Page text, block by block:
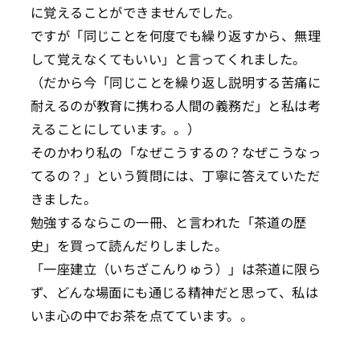
に覚えることができませんでした。
ですが「同じことを何度でも繰り返すから、無理
して覚えなくてもいい」と言ってくれました。
（だから今「同じことを繰り返し説明する苦痛に
耐えるのが教育に携わる人間の義務だ」と私は考
えることにしています。。）
そのかわり私の「なぜこうするの？なぜこうなっ
てるの？」という質問には、丁寧に答えていただ
きました。
勉強するならこの一冊、と言われた「茶道の歴
史」を買って読んだりしました。
「一座建立（いちざこんりゅう）」は茶道に限ら
ず、どんな場面にも通じる精神だと思って、私は
いま心の中でお茶を点てています。。